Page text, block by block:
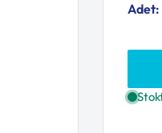
Adet: